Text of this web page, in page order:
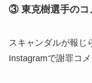
③ 東克樹選手のコ
スキャンダルが報じ
Instagramで謝罪コ